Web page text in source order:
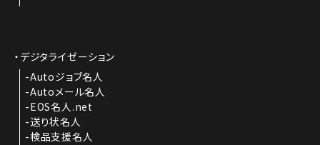
デジタライゼーション
Autoジョブ名人
Autoメール名人
EOS名人.net
送り状名人
検品支援名人